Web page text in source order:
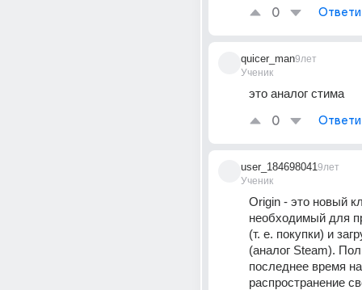
0
quicer_man
Ученик
9лет
это аналог стима
0
user_184698041
Ученик
9лет
Origin - это новый
необходимый для
(т. е. покупки) и
(аналог Steam).
последнее время
распространение